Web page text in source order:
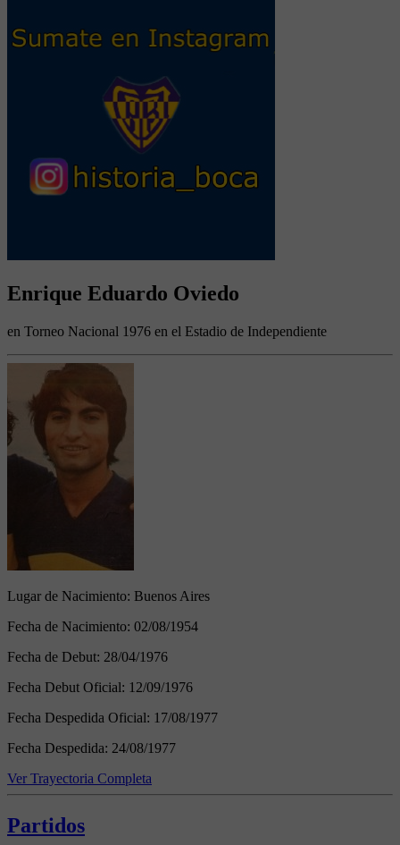
Enrique Eduardo Oviedo
en Torneo Nacional 1976 en el Estadio de Independiente
Lugar de Nacimiento: Buenos Aires
Fecha de Nacimiento: 02/08/1954
Fecha de Debut: 28/04/1976
Fecha Debut Oficial: 12/09/1976
Fecha Despedida Oficial: 17/08/1977
Fecha Despedida: 24/08/1977
Ver Trayectoria Completa
Partidos